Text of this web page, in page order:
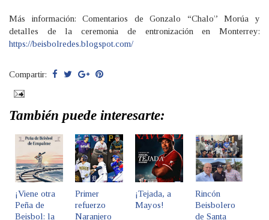
Más información: Comentarios de Gonzalo “Chalo” Morúa y
detalles de la ceremonia de entronización en Monterrey:
https://beisbolredes.blogspot.com/
Compartir:
También puede interesarte:
¡Viene otra
Peña de
Beisbol: la
Primer
refuerzo
Naranjero
¡Tejada, a
Mayos!
Rincón
Beisbolero
de Santa